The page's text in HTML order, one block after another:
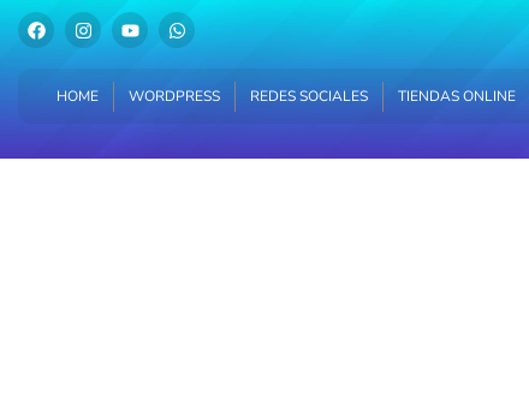
HOME WORDPRESS
HOME WORDPRESS REDES SOCIALES TIENDAS ONLINE